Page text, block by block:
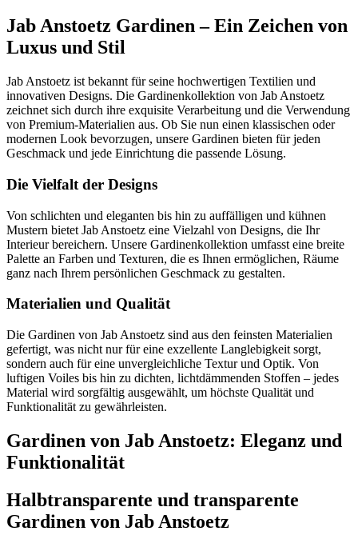
Jab Anstoetz Gardinen – Ein Zeichen von
Luxus und Stil
Jab Anstoetz ist bekannt für seine hochwertigen Textilien und
innovativen Designs. Die Gardinenkollektion von Jab Anstoetz
zeichnet sich durch ihre exquisite Verarbeitung und die Verwendung
von Premium-Materialien aus. Ob Sie nun einen klassischen oder
modernen Look bevorzugen, unsere Gardinen bieten für jeden
Geschmack und jede Einrichtung die passende Lösung.
Die Vielfalt der Designs
Von schlichten und eleganten bis hin zu auffälligen und kühnen
Mustern bietet Jab Anstoetz eine Vielzahl von Designs, die Ihr
Interieur bereichern. Unsere Gardinenkollektion umfasst eine breite
Palette an Farben und Texturen, die es Ihnen ermöglichen, Räume
ganz nach Ihrem persönlichen Geschmack zu gestalten.
Materialien und Qualität
Die Gardinen von Jab Anstoetz sind aus den feinsten Materialien
gefertigt, was nicht nur für eine exzellente Langlebigkeit sorgt,
sondern auch für eine unvergleichliche Textur und Optik. Von
luftigen Voiles bis hin zu dichten, lichtdämmenden Stoffen – jedes
Material wird sorgfältig ausgewählt, um höchste Qualität und
Funktionalität zu gewährleisten.
Gardinen von Jab Anstoetz: Eleganz und
Funktionalität
Halbtransparente und transparente
Gardinen von Jab Anstoetz